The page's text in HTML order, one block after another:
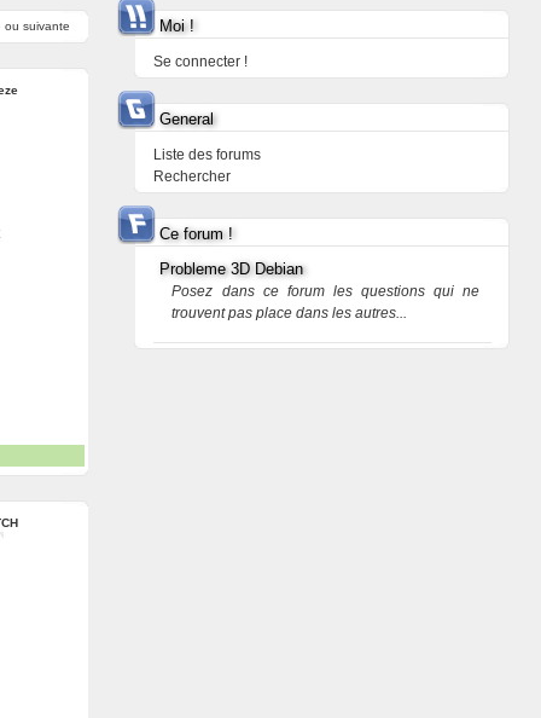
ou suivante Moi !
Se connecter !
General
Liste des forums
Rechercher
Ce forum !
Probleme 3D Debian
Posez dans ce forum les questions qui ne
trouvent pas place dans les autres...